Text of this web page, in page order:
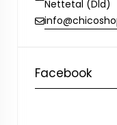
Nettetal (Dld)
Facebook